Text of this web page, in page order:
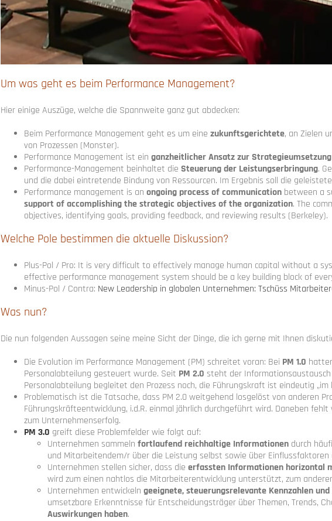
Um was geht es beim Performance Management?
Hier einige Auszüge, welche die Spannweite ganz gut abdecken:
Beim Performance Management geht es um eine zukunftsgerichtete, an Zielen
von Prozessen (Monster).
Performance Management ist ein ganzheitlicher Ansatz zur
Performance-Management beinhaltet die Steuerung der Leistungserbringung.
und die dabei eintretende Bindung von Ressourcen. Im Ergebnis soll die
Performance management is an ongoing process of communication between a
support of accomplishing the strategic objectives of the organization. The
objectives, identifying goals, providing feedback, and reviewing results (Berkeley).
Welche Pole bestimmen die aktuelle Diskussion?
Plus-Pol / Pro: It is very difficult to effectively manage human capital without a
effective performance management system should be a key building block of
Minus-Pol / Contra: New Leadership in globalen Unternehmen: Tschüss
Was nun?
Die nun folgenden Aussagen seine meine Sicht der Dinge, die ich gerne mit Ihnen
Die Evolution im Performance Management (PM) schreitet voran: Bei PM 1.0
Personalabteilung gesteuert wurde. Seit PM 2.0 steht der
Personalabteilung begleitet den Prozess noch, die Führungskraft ist eindeutig „im
Problematisch ist die Tatsache, dass PM 2.0 weitgehend losgelöst von anderen
Führungskräfteentwicklung, i.d.R. einmal jährlich durchgeführt wird. Daneben
zum Unternehmenserfolg.
PM 3.0 greift diese Problemfelder wie folgt auf:
Unternehmen sammeln fortlaufend reichhaltige Informationen durch
und Mitarbeitendem/r über die Leistung selbst sowie über Einflussfaktoren
Unternehmen stellen sicher, dass die erfassten Informationen horizontal
wird zum einen nahtlos die Mitarbeiterentwicklung unterstützt, zum
Unternehmen entwickeln geeignete, steuerungsrelevante Kennzahlen
umsetzbare Erkenntnisse für Entscheidungsträger überThemen, Trends,
Auswirkungen haben.